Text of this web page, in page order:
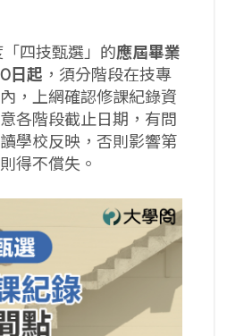
「四技甄選」的應屆畢業
日起 ，須分階段在技專
，上網確認修課紀錄資
各階段截止日期，有問
學校反映，否則影響第
得不償失。